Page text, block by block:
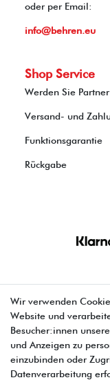
oder per Email:
info@behren.eu
Shop Service
Werden Sie Partner
Versand- und
Funktionsgarantie
Rückgabe
Hiermit bestätige ich,
Einwilligung kann ich
Wir verwenden
Website und
Besucher:innen
und Anzeigen zu
einzubinden oder
Datenverarbeitung